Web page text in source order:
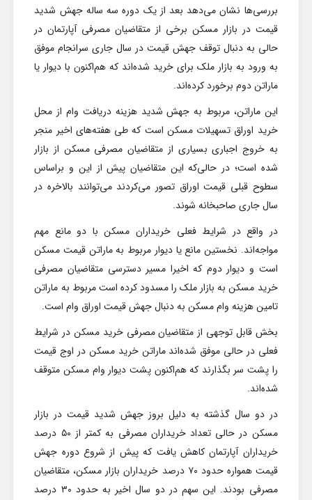
بررسی‌ها نشان می‌دهد بعد از یک دوره سه ساله جهش شدید
قیمت در بازار مسکن برخی از متقاضیان مصرفی آپارتمان‌ در
حالی به دنبال توقف جهش قیمت در سال جاری سرانجام موفق
به ورود به بازار ملک برای خرید شده‌اند که هم‌اکنون با دیوار یا
ماراتن دوم برخورد کرده‌اند.
این ماراتن، مربوط به جهش شدید هزینه دریافت وام از محل
خرید اوراق تسهیلات مسکن است که طی هفته‌های اخیر منجر
به خروج اجباری بسیاری از متقاضیان مصرفی مسکن از بازار
شده‌ است؛ در حالی‌که این متقاضیان پیش از این و براساس
سطوح قبلی قیمت اوراق تصور می‌کردند می‌توانند بالاخره در
سال جاری صاحبخانه شوند.
در واقع در شرایط فعلی خریداران مسکن با دو مانع مهم
مواجه‌اند. نخستین مانع یا دیوار مربوط به ماراتن قیمت مسکن
است و دیوار دوم که اخیرا مسیر دسترسی متقاضیان مصرفی
خرید مسکن به بازار ملک را مسدود کرده است مربوط به ماراتن
تامین هزینه وام مسکن به دنبال جهش قیمت اوراق وام است.
بخش قابل توجهی از متقاضیان مصرفی خرید مسکن در شرایط
فعلی در حالی موفق شده‌اند ماراتن خرید مسکن در اوج قیمت
را پشت سر بگذارند که هم‌اکنون پشت دیوار وام مسکن متوقف
شده‌اند.
در دو سال گذشته به دلیل بروز جهش شدید قیمت در بازار
مسکن در حالی تعداد خریداران مصرفی به کمتر از ۵۰ درصد
خریداران آپارتمان کاهش یافت که پیش از شروع دوره جهش
قیمت همواره حدود ۷۰ درصد خریداران بازار مسکن، متقاضیان
مصرفی بودند. این سهم در دو سال اخیر به حدود ۳۰ درصد